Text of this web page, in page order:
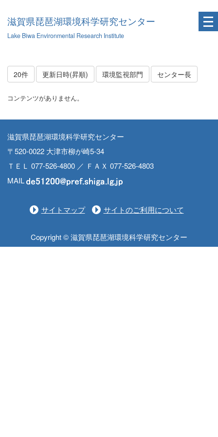
滋賀県琵琶湖環境科学研究センター
Lake Biwa Environmental Research Institute
20件 更新日時(昇順) 環境監視部門 センター長
コンテンツがありません。
滋賀県琵琶湖環境科学研究センター
〒520-0022 大津市柳が崎5-34
ＴＥＬ 077-526-4800 ／ ＦＡＸ 077-526-4803
MAIL
サイトマップ サイトのご利用について
Copyright © 滋賀県琵琶湖環境科学研究センター